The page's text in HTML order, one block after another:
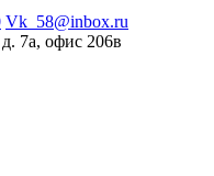
Vk_58@inbox.ru
7а, офис 206в